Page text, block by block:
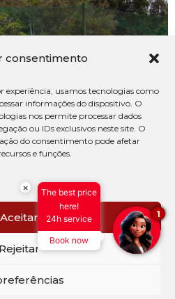
consentimento
usamos tecnologias como
informações do dispositivo. O
nos permite processar dados
ou IDs exclusivos neste site. O
do consentimento pode afetar
e funções.
Aceitar
Rejeitar
×
The best price
here!
24h service
Book now
1